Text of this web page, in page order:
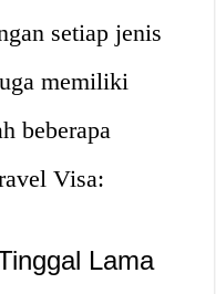
setiap jenis
memiliki
beberapa
Visa:
Lama